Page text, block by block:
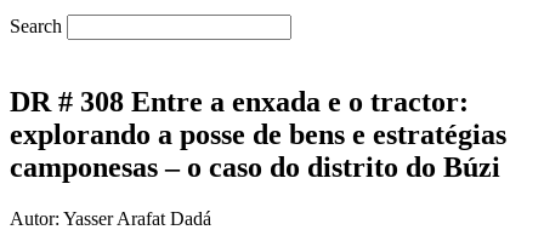
Search
DR # 308 Entre a enxada e o tractor:
explorando a posse de bens e estratégias
camponesas – o caso do distrito do Búzi
Autor: Yasser Arafat Dadá